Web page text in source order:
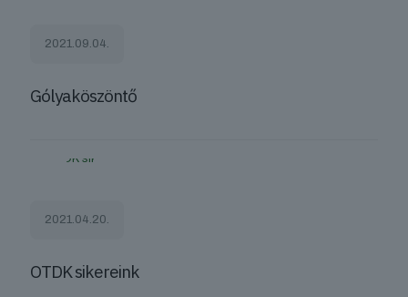
2021.09.04.
Gólyaköszöntő
2021.04.20.
OTDK sikereink